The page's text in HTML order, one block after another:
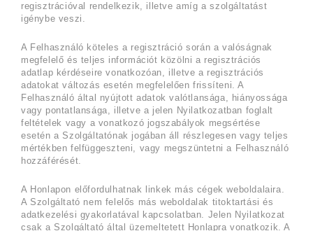
regisztrációval rendelkezik, illetve amíg a szolgáltatást
igénybe veszi.
A Felhasználó köteles a regisztráció során a valóságnak
megfelelő és teljes információt közölni a regisztrációs
adatlap kérdéseire vonatkozóan, illetve a regisztrációs
adatokat változás esetén megfelelően frissíteni. A
Felhasználó által nyújtott adatok valótlansága, hiányossága
vagy pontatlansága, illetve a jelen Nyilatkozatban foglalt
feltételek vagy a vonatkozó jogszabályok megsértése
esetén a Szolgáltatónak jogában áll részlegesen vagy teljes
mértékben felfüggeszteni, vagy megszüntetni a Felhasználó
hozzáférését.
A Honlapon előfordulhatnak linkek más cégek weboldalaira.
A Szolgáltató nem felelős más weboldalak titoktartási és
adatkezelési gyakorlatával kapcsolatban. Jelen Nyilatkozat
csak a Szolgáltató által üzemeltetett Honlapra vonatkozik. A